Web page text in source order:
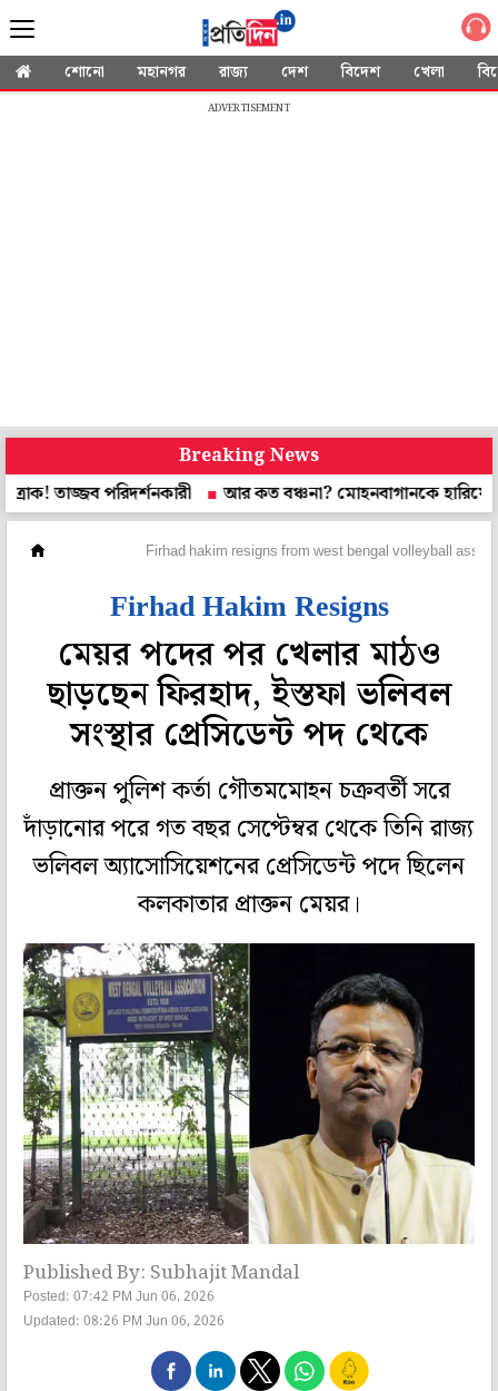
শোনো মহানগর রাজ্য দেশ বিদেশ খেলা
ADVERTISEMENT
Breaking News
পরিদর্শনকারী
আর কত বঞ্চনা? মোহনবাগানকে হারিয়ে বড় মঞ্চে
Firhad hakim resigns from west bengal volleyball
Firhad Hakim Resigns
মেয়র পদের পর খেলার মাঠও
ছাড়ছেন ফিরহাদ, ইস্তফা ভলিবল
সংস্থার প্রেসিডেন্ট পদ থেকে
প্রাক্তন পুলিশ কর্তা গৌতমমোহন চক্রবর্তী সরে
দাঁড়ানোর পরে গত বছর সেপ্টেম্বর থেকে তিনি রাজ্য
ভলিবল অ্যাসোসিয়েশনের প্রেসিডেন্ট পদে ছিলেন
কলকাতার প্রাক্তন মেয়র।
Published By: Subhajit Mandal
Posted: 07:42 PM Jun 06, 2026
Updated: 08:26 PM Jun 06, 2026